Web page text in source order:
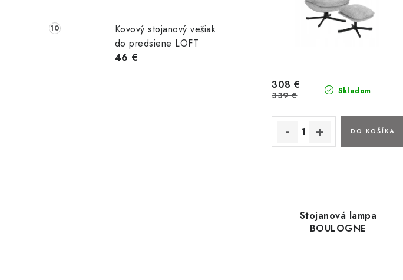
Kovový stojanový vešiak
do predsiene LOFT
46 €
Skladom
308 €
339 €
DO KOŠÍKA
Stojanová lampa
BOULOGNE